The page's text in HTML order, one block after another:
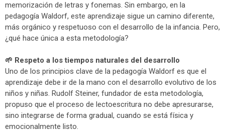
[/spu]
memorización de letras y fonemas. Sin embargo, en la
pedagogía Waldorf, este aprendizaje sigue un camino diferente,
más orgánico y respetuoso con el desarrollo de la infancia. Pero,
¿qué hace única a esta metodología?
🌱 Respeto a los tiempos naturales del desarrollo
Uno de los principios clave de la pedagogía Waldorf es que el
aprendizaje debe ir de la mano con el desarrollo evolutivo de los
niños y niñas. Rudolf Steiner, fundador de esta metodología,
propuso que el proceso de lectoescritura no debe apresurarse,
sino integrarse de forma gradual, cuando se está física y
emocionalmente listo.